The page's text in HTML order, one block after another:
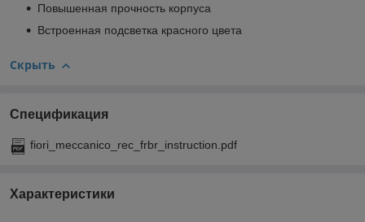
Повышенная прочность корпуса
Встроенная подсветка красного цвета
Скрыть
Спецификация
fiori_meccanico_rec_frbr_instruction.pdf
Характеристики